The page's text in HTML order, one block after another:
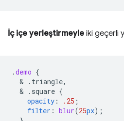
İç içe yerleştirmeyle iki geçerli
.demo {
  &
.triangle,
  &
.square {
opacity : .25 ;
filter : blur(25px);